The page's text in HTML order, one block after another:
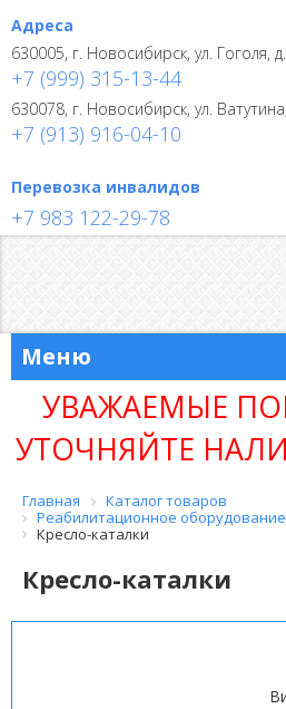
Адреса
630005, г. Новосибирск, ул. Гоголя,
+7 (999) 315-13-44
630078, г. Новосибирск, ул.
+7 (913) 916-04-10
Перевозка инвалидов
+7 983 122-29-78
Меню
УВАЖАЕМЫЕ
УТОЧНЯЙТЕ
Главная
Каталог товаров
Реабилитационное оборудование
Кресло-каталки
Кресло-каталки